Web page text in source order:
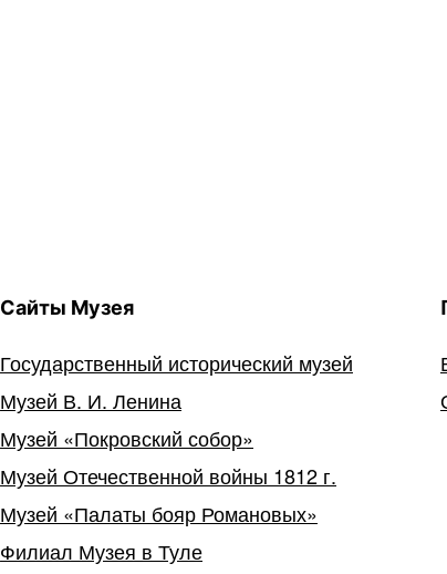
Сайты Музея
Государственный исторический музей
Музей В. И. Ленина
Музей «Покровский собор»
Музей Отечественной войны 1812 г.
Музей «Палаты бояр Романовых»
Филиал Музея в Туле